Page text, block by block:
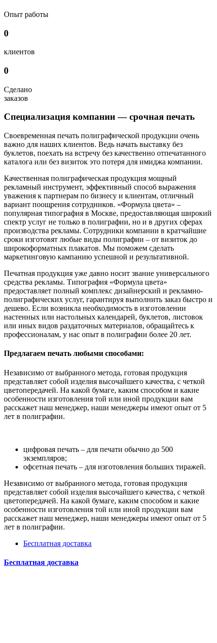
Опыт работы
0
клиентов
0
Сделано
заказов
Специализация компании — срочная печать
Своевременная печать полиграфической продукции очень
важно для наших клиентов. Ведь начать выставку без
буклетов, поехать на встречу без качественно отпечатанного
каталога или без визиток это потеря для имиджа компании.
Качественная полиграфическая продукция мощный
рекламный инструмент, эффективный способ выражения
уважения к партнерам по бизнесу и клиентам, отличный
вариант поощрения сотрудников. «Формула цвета» –
популярная типография в Москве, предоставляющая широкий
спектр услуг не только в полиграфии, но и в других сферах
производства рекламы. Сотрудники компании в кратчайшие
сроки изготовят любые виды полиграфии – от визиток до
широкоформатных плакатов. Мы поможем сделать
маркетинговую кампанию успешной и результативной.
Печатная продукция уже давно носит звание универсального
средства рекламы. Типография «Формула цвета»
предоставляет полный комплекс дизайнерский и рекламно-
полиграфических услуг, гарантируя выполнить заказ быстро и
дешево. Если возникла необходимость в изготовлении
настенных или настольных календарей, буклетов, листовок
или иных видов раздаточных материалов, обращайтесь к
профессионалам, у нас опыт в полиграфии более 20 лет.
Предлагаем печать любыми способами:
Независимо от выбранного метода, готовая продукция
представляет собой изделия высочайшего качества, с четкой
цветопередачей. На какой бумаге, каким способом и какие
особенности изготовления той или иной продукции вам
расскажет наш менеджер, наши менеджеры имеют опыт от 5
лет в полиграфии.
цифровая печать – для печати обычно до 500
экземпляров;
офсетная печать – для изготовления больших тиражей.
Независимо от выбранного метода, готовая продукция
представляет собой изделия высочайшего качества, с четкой
цветопередачей. На какой бумаге, каким способом и какие
особенности изготовления той или иной продукции вам
расскажет наш менеджер, наши менеджеры имеют опыт от 5
лет в полиграфии.
Бесплатная доставка
Бесплатная доставка